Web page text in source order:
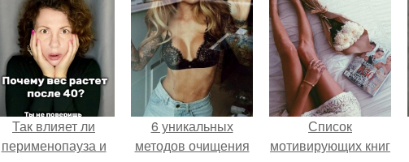
Так влияет ли
перименопауза и
6 уникальных
методов очищения
Список
мотивирующих книг